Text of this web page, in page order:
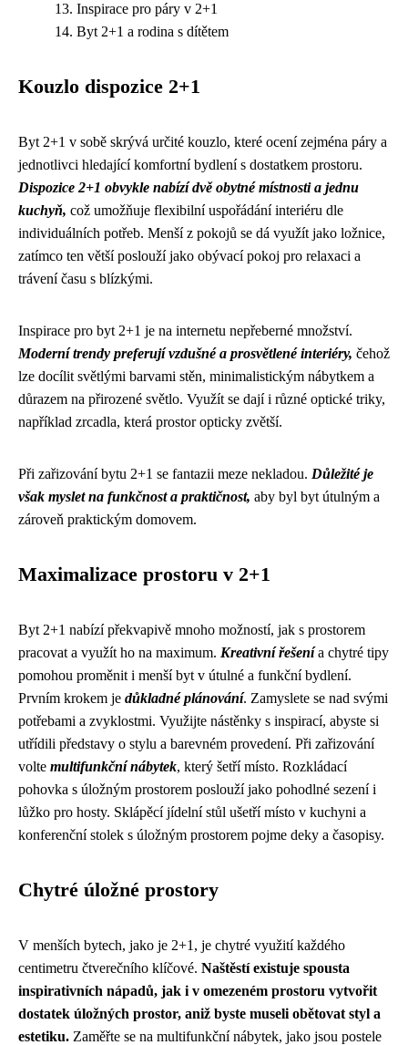
Inspirace pro páry v 2+1
Byt 2+1 a rodina s dítětem
Kouzlo dispozice 2+1
Byt 2+1 v sobě skrývá určité kouzlo, které ocení zejména páry a
jednotlivci hledající komfortní bydlení s dostatkem prostoru.
Dispozice 2+1 obvykle nabízí dvě obytné místnosti a jednu
kuchyň, což umožňuje flexibilní uspořádání interiéru dle
individuálních potřeb. Menší z pokojů se dá využít jako ložnice,
zatímco ten větší poslouží jako obývací pokoj pro relaxaci a
trávení času s blízkými.
Inspirace pro byt 2+1 je na internetu nepřeberné množství.
Moderní trendy preferují vzdušné a prosvětlené interiéry, čehož
lze docílit světlými barvami stěn, minimalistickým nábytkem a
důrazem na přirozené světlo. Využít se dají i různé optické triky,
například zrcadla, která prostor opticky zvětší.
Při zařizování bytu 2+1 se fantazii meze nekladou. Důležité je
však myslet na funkčnost a praktičnost, aby byl byt útulným a
zároveň praktickým domovem.
Maximalizace prostoru v 2+1
Byt 2+1 nabízí překvapivě mnoho možností, jak s prostorem
pracovat a využít ho na maximum. Kreativní řešenía chytré tipy
pomohou proměnit i menší byt v útulné a funkční bydlení.
Prvním krokem je důkladné plánování. Zamyslete se nad svými
potřebami a zvyklostmi. Využijte nástěnky s inspirací, abyste si
utřídili představy o stylu a barevném provedení. Při zařizování
volte multifunkční nábytek, který šetří místo. Rozkládací
pohovka s úložným prostorem poslouží jako pohodlné sezení i
lůžko pro hosty. Sklápěcí jídelní stůl ušetří místo v kuchyni a
konferenční stolek s úložným prostorem pojme deky a časopisy.
Chytré úložné prostory
V menších bytech, jako je 2+1, je chytré využití každého
centimetru čtverečního klíčové. Naštěstí existuje spousta
inspirativních nápadů, jak i v omezeném prostoru vytvořit
dostatek úložných prostor, aniž byste museli obětovat styl a
estetiku. Zaměřte se na multifunkční nábytek, jako jsou postele